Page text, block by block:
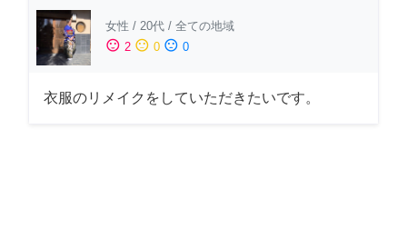
女性 / 20代 / 全ての地域
sentiment_satisfied 2 sentiment_neutral 0 sentiment_dissatisfied 0
衣服のリメイクをしていただきたいです。